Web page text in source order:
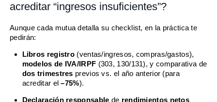
acreditar “ingresos insuficientes”?
Aunque cada mutua detalla su checklist, en la práctica te
pedirán:
Libros registro (ventas/ingresos, compras/gastos),
modelos de IVA/IRPF (303, 130/131), y comparativa de
dos trimestres previos vs. el año anterior (para
acreditar el–75%).
Declaración responsable de rendimientos netos